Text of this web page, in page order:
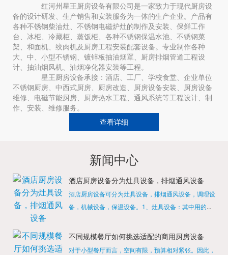
红河州星王厨房设备有限公司是一家致力于现代厨房设
备的设计研发、生产销售和安装服务为一体的生产企业。产品有
各种不锈钢柴油灶、不锈钢电磁炉灶的制作及安装、保鲜工作
台、冰柜、冷藏柜、蒸饭柜、各种不锈钢保温水池、不锈钢菜
架、和面机、绞肉机及厨房工程安装配套设备。专业制作各种
大、中、小型不锈钢、镀锌板抽油烟罩、厨房排烟管道工程设
计、抽油烟风机、油烟净化器安装等工程。
星王厨房设备承接：酒店、工厂、学校食堂、企业单位
不锈钢厨房、中西式厨房、厨房改造、厨房设备安装、厨房设备
维修、电磁节能厨房、厨房热水工程、通风系统等工程设计、制
作、安装、维修服务。
查看详细
新闻中心
酒店厨房设备分为灶具设备，排烟通风设备
酒店厨房设备可分为灶具设备，排烟通风设备，调理设
备，机械设备，保温设备。1、灶具设备：其中用的较
缺少的，经过相关检测证明的合格设备才能进行使用，
不同规模餐厅如何挑选适配的商用厨房设备
对于小型餐厅而言，空间有限，预算相对紧张。因此，